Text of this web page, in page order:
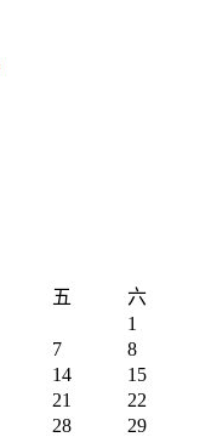
五
六
1
7
8
14
15
21
22
28
29